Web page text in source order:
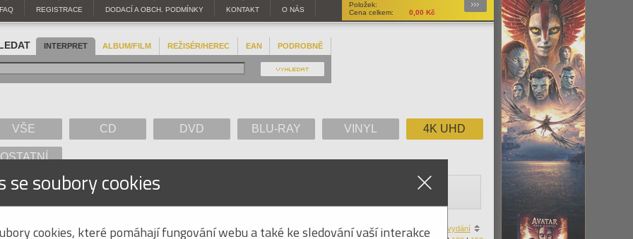
Heslo:
Registrace
Položek:
Cena celkem:
0,00 Kč
Podrobnosti
FAQ REGISTRACE DODACÍ A OBCH. PODMÍNKY KONTAKT O NÁS
INTERPRET ALBUM/FILM REŽISÉR/HEREC EAN PODROBNĚ
VŠE CD DVD BLU-RAY VINYL 4K UHD
OSTATNÍ
G
Seřadit podle: jména ceny |zboží skladem
roku vydání
se soubory cookies Close
cookies, které pomáhají fungování webu a také ke sledování vaší interakce